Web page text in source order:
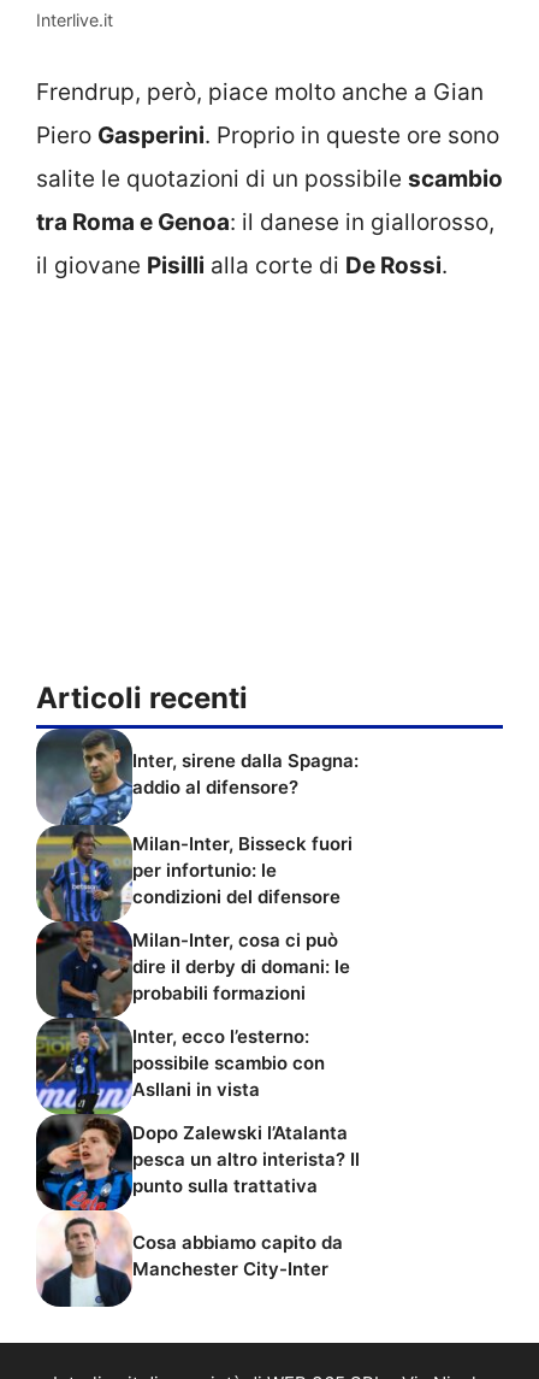
Interlive.it
Frendrup, però, piace molto anche a Gian
Piero Gasperini. Proprio in queste ore sono
salite le quotazioni di un possibile scambio
tra Roma e Genoa: il danese in giallorosso,
il giovane Pisilli alla corte di De Rossi.
Articoli recenti
Inter, sirene dalla Spagna:
addio al difensore?
Milan-Inter, Bisseck fuori
per infortunio: le
condizioni del difensore
Milan-Inter, cosa ci può
dire il derby di domani: le
probabili formazioni
Inter, ecco l’esterno:
possibile scambio con
Asllani in vista
Dopo Zalewski l’Atalanta
pesca un altro interista? Il
punto sulla trattativa
Cosa abbiamo capito da
Manchester City-Inter